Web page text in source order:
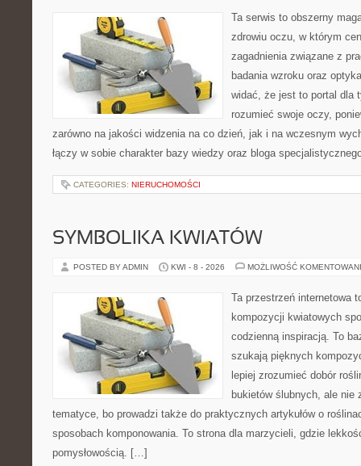
Ta serwis to obszerny
zdrowiu oczu, w którym
zagadnienia związane z
badania wzroku oraz
widać, że jest to portal dla
rozumieć swoje oczy,
zarówno na jakości widzenia na co dzień, jak i na wczesnym
łączy w sobie charakter bazy wiedzy oraz bloga
CATEGORIES: NIERUCHOMOŚCI
SYMBOLIKA KWIATÓW
POSTED BY ADMIN KWI - 8 - 2026 MOŻLIWOŚĆ
Ta przestrzeń internetowa
kompozycji kwiatowych
codzienną inspiracją. To
szukają pięknych
lepiej zrozumieć dobór
bukietów ślubnych, ale nie
tematyce, bo prowadzi także do praktycznych artykułów o
sposobach komponowania. To strona dla marzycieli, gdzie
pomysłowością. […]